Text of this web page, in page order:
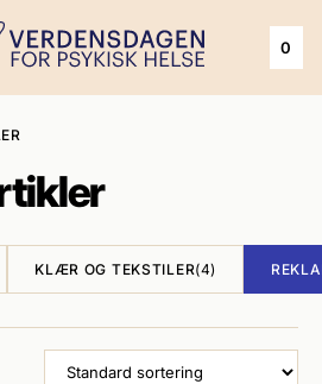
0
KLÆR OG TEKSTILER(4)